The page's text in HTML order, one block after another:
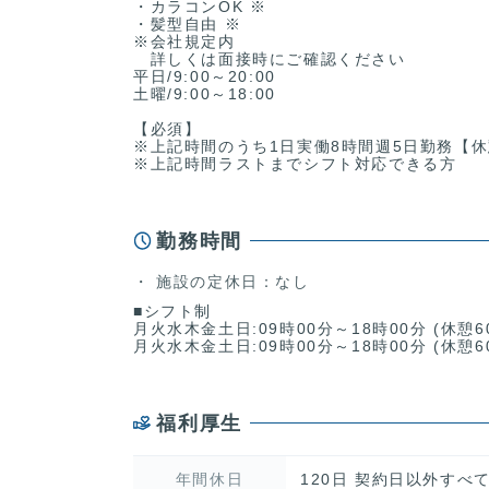
・カラコンOK ※
・髪型自由 ※
※会社規定内
詳しくは面接時にご確認ください
平日/9:00～20:00
土曜/9:00～18:00
【必須】
※上記時間のうち1日実働8時間週5日勤務【休
※上記時間ラストまでシフト対応できる方
勤務時間
施設の定休日：なし
■シフト制
月火水木金土日:09時00分～18時00分 (休憩
月火水木金土日:09時00分～18時00分 (休憩
福利厚生
年間休日 120日 契約日以外すべて